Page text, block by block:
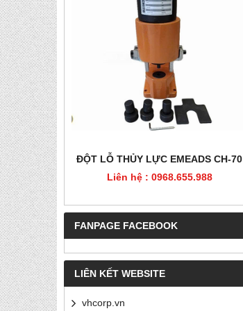
PET
ĐỘT LỖ THỦY LỰC EMEADS CH-70
Liên hệ : 0968.655.988
FANPAGE FACEBOOK
LIÊN KẾT WEBSITE
vhcorp.vn